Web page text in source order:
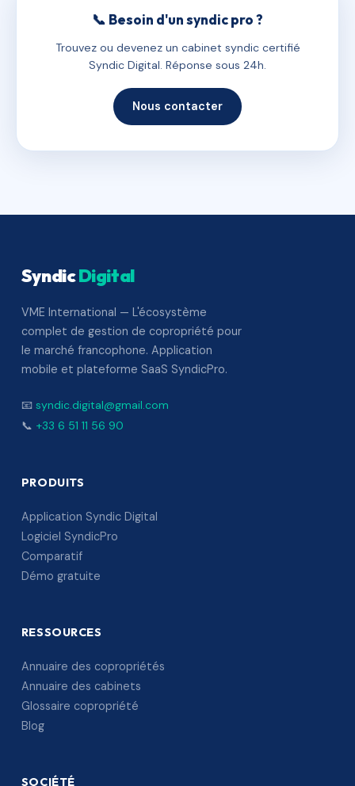
📞 Besoin d'un syndic pro ?
Trouvez ou devenez un cabinet syndic certifié
Syndic Digital. Réponse sous 24h.
Nous contacter
SyndicDigital
VME International — L'écosystème
complet de gestion de copropriété pour
le marché francophone. Application
mobile et plateforme SaaS SyndicPro.
📧 syndic.digital@gmail.com
📞 +33 6 51 11 56 90
PRODUITS
Application Syndic Digital
Logiciel SyndicPro
Comparatif
Démo gratuite
RESSOURCES
Annuaire des copropriétés
Annuaire des cabinets
Glossaire copropriété
Blog
SOCIÉTÉ